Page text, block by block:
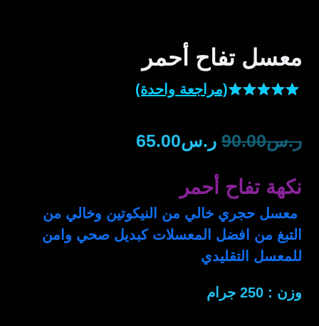
معسل تفاح أحمر
5 بناءً على
تقييم عميل
(مراجعة واحدة)
ر.س90.00 السعر
الأصلي
هو:
ر.س90.00.
ر.س65.00
ر.س65.00.
نكهة تفاح أحمر
معسل حجري خالي من النيكوتين وخالي من
التبغ من افضل المعسلات كبديل صحي وامن
للمعسل التقليدي
وزن : 250 جرام